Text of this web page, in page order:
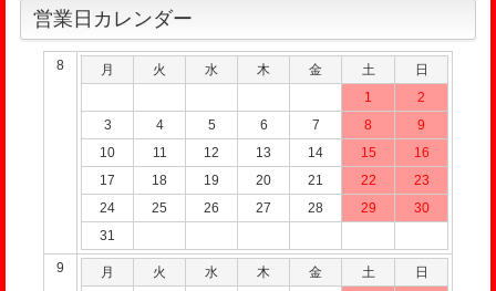
営業日カレンダー
8 月 火 水 木 金 土
日
1
2
3
4 5 6 7 8
9
10
11 12 13 14 15
16
17
18 19 20 21 22
23
24
25 26 27 28 29
30
31
9 月 火 水 木 金 土
日